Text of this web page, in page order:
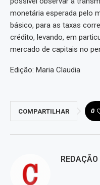
monetária esperada pelo
básico, para as taxas
crédito, levando, em
mercado de capitais no
Edição: Maria Claudia
COMPARTILHAR 0
REDAÇÃO